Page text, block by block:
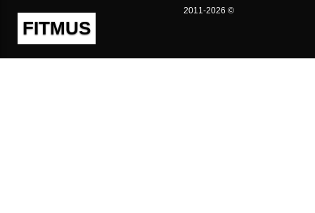
FITMUS
2011-2026 ©